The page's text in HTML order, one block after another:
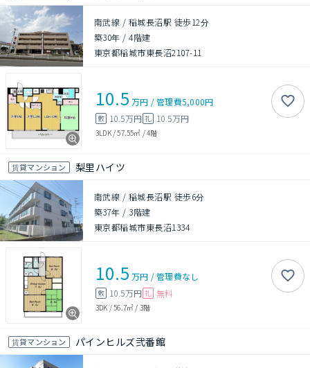
南武線 / 稲城長沼駅 徒歩12分
築30年 /4階建
東京都稲城市東長沼2107-11
10.5 万円 /管理費5,000円
敷 10.5万円 礼 10.5万円
3LDK/57.55㎡ /4階
賃貸マンション 梨里ハイツ
南武線 / 稲城長沼駅 徒歩6分
築37年 / 3階建
東京都稲城市東長沼1334
10.5 万円 /管理費なし
敷 10.5万円 礼 無料
3DK /56.7㎡ / 3階
賃貸マンション パインヒルズ弐番館